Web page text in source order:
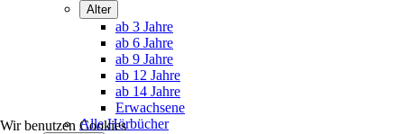
Alter
ab 3 Jahre
ab 6 Jahre
ab 9 Jahre
ab 12 Jahre
ab 14 Jahre
Erwachsene
Alle Hörbücher
Wir benutzen Cookies